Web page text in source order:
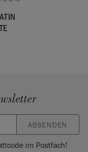
ABSENDEN
im Postfach!